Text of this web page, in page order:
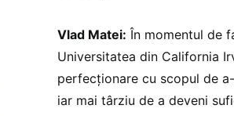
Vlad Matei: În momentul de
Universitatea din California
perfecționare cu scopul de
iar mai târziu de a deveni